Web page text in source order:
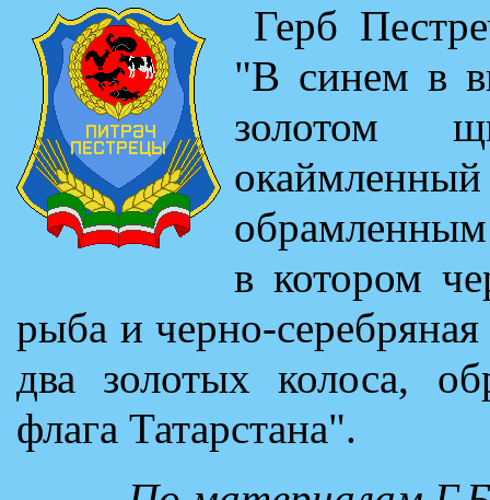
Герб
"В синем в
золотом
в котором
рыба и черно-
два золотых колоса,
флага Татарстана".